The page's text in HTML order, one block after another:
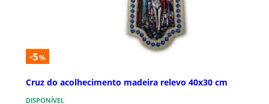
-5%
Cruz do acolhecimento madeira relevo 40x30 cm
DISPONÍVEL